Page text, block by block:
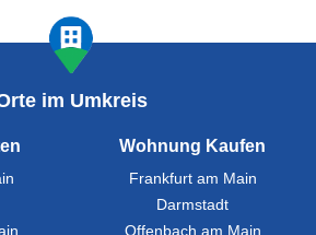
im Umkreis
Wohnung Kaufen
Frankfurt am Main
Darmstadt
Offenbach am Main